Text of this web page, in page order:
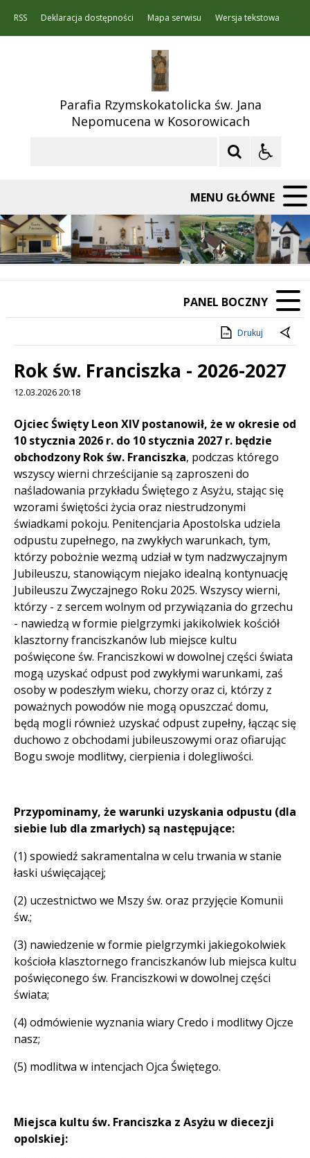
RSS Deklaracja dostępności Mapa serwisu Wersja tekstowa
Parafia Rzymskokatolicka św. Jana
Nepomucena w Kosorowicach
MENU GŁÓWNE
PANEL BOCZNY
Drukuj
Rok św. Franciszka - 2026-2027
12.03.2026 20:18
Treść
Ojciec Święty Leon XIV postanowił, że w okresie od
10 stycznia 2026 r. do 10 stycznia 2027 r. będzie
obchodzony Rok św. Franciszka, podczas którego
wszyscy wierni chrześcijanie są zaproszeni do
naśladowania przykładu Świętego z Asyżu, stając się
wzorami świętości życia oraz niestrudzonymi
świadkami pokoju. Penitencjaria Apostolska udziela
odpustu zupełnego, na zwykłych warunkach, tym,
którzy pobożnie wezmą udział w tym nadzwyczajnym
Jubileuszu, stanowiącym niejako idealną kontynuację
Jubileuszu Zwyczajnego Roku 2025. Wszyscy wierni,
którzy - z sercem wolnym od przywiązania do grzechu
- nawiedzą w formie pielgrzymki jakikolwiek kościół
klasztorny franciszkanów lub miejsce kultu
poświęcone św. Franciszkowi w dowolnej części świata
mogą uzyskać odpust pod zwykłymi warunkami, zaś
osoby w podeszłym wieku, chorzy oraz ci, którzy z
poważnych powodów nie mogą opuszczać domu,
będą mogli również uzyskać odpust zupełny, łącząc się
duchowo z obchodami jubileuszowymi oraz ofiarując
Bogu swoje modlitwy, cierpienia i dolegliwości.
Przypominamy, że warunki uzyskania odpustu (dla
siebie lub dla zmarłych) są następujące:
(1) spowiedź sakramentalna w celu trwania w stanie
łaski uświęcającej;
(2) uczestnictwo we Mszy św. oraz przyjęcie Komunii
św.;
(3) nawiedzenie w formie pielgrzymki jakiegokolwiek
kościoła klasztornego franciszkanów lub miejsca kultu
poświęconego św. Franciszkowi w dowolnej części
świata;
(4) odmówienie wyznania wiary Credo i modlitwy Ojcze
nasz;
(5) modlitwa w intencjach Ojca Świętego.
Miejsca kultu św. Franciszka z Asyżu w diecezji
opolskiej: